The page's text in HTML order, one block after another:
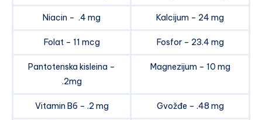
Niacin – .4 mg Kalcijum – 24 mg
Folat – 11 mcg Fosfor – 23.4 mg
Pantotenska kisleina –
.2mg
Magnezijum – 10 mg
Vitamin B6 – .2 mg Gvožđe – .48 mg